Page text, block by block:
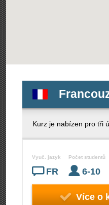
Kurz je nabízen pro tři
Vyuč. jazyk
FR
Počet studentů
6-10
Více o